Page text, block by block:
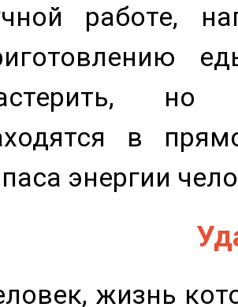
работе,
но
в
энергии
жизнь